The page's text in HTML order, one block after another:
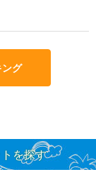
グ
を探す